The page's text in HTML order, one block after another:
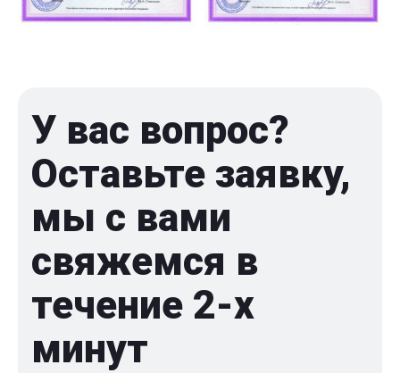
У вас вопрос?
Оставьте заявку,
мы с вами
свяжемся в
течение 2-x
минут